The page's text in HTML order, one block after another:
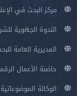
مركز البحث في
الندوة الجهوية
المديرية العامة
حاضنة الأعمال
الوكالة